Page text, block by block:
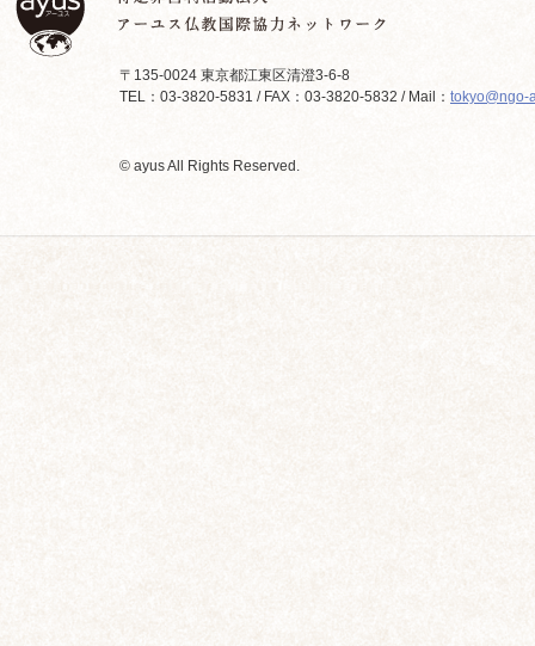
〒135-0024 東京都江東区清澄3-6-8
TEL：03-3820-5831 / FAX：03-3820-5832 / Mail： tokyo@ngo-
© ayus All Rights Reserved.